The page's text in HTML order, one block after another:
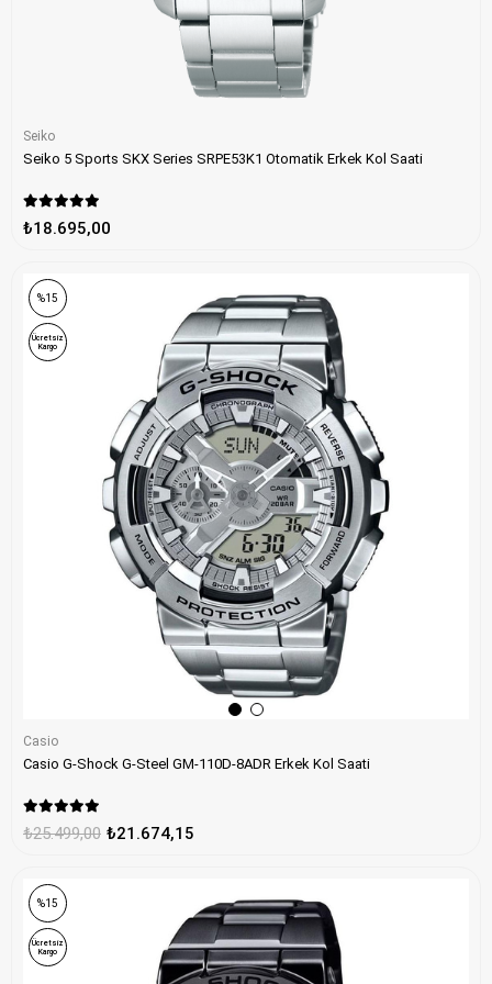
Seiko
Seiko 5 Sports SKX Series SRPE53K1 Otomatik Erkek Kol Saati
₺18.695,00
Casio
Casio G-Shock G-Steel GM-110D-8ADR Erkek Kol Saati
₺21.674,15
₺25.499,00
%15
Ücretsiz
Kargo
%15
Ücretsiz
Kargo